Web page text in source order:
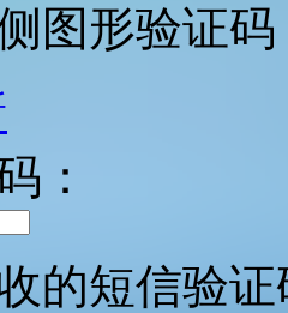
图形验证码
：
的短信验证